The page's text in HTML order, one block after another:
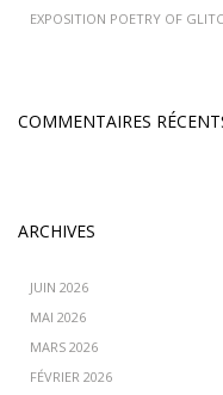
EXPOSITION POETRY OF
COMMENTAIRES
ARCHIVES
JUIN 2026
MAI 2026
MARS 2026
FÉVRIER 2026